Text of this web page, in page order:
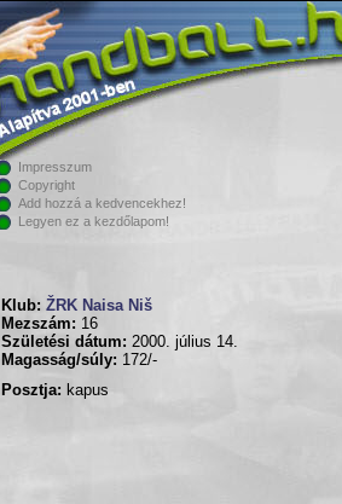
Impresszum
Copyright
Add hozzá a kedvencekhez!
Legyen ez a kezdőlapom!
Klub: ŽRK Naisa Niš
Mezszám: 16
Születési dátum: 2000. július 14.
Magasság/súly: 172/-
Posztja: kapus